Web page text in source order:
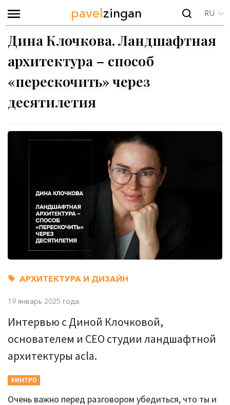
pavelzingan RU
АРХИТЕКТУРА И ДИЗАЙН
19 январь 2025 года
Дина Клочкова. Ландшафтная
архитектура – способ
«перескочить» через
десятилетия
Интервью с Диной Клочковой,
основателем и CEO студии ландшафтной
архитектуры acla.
#ИНТРО
Очень важно перед разговором убедиться, что ты и